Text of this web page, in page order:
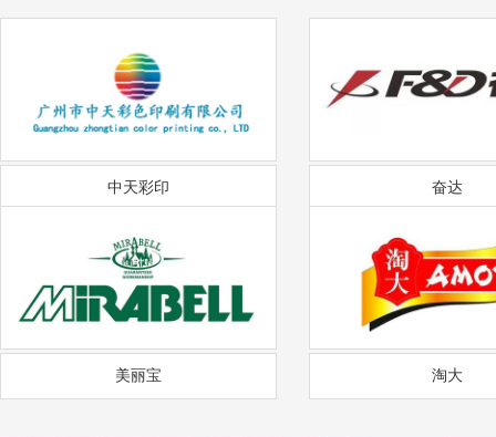
中天彩印 奋达
美丽宝 淘大